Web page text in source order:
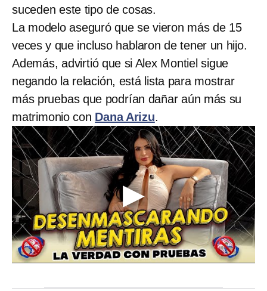
suceden este tipo de cosas.
La modelo aseguró que se vieron más de 15
veces y que incluso hablaron de tener un hijo.
Además, advirtió que si Alex Montiel sigue
negando la relación, está lista para mostrar
más pruebas que podrían dañar aún más su
matrimonio con Dana Arizu.